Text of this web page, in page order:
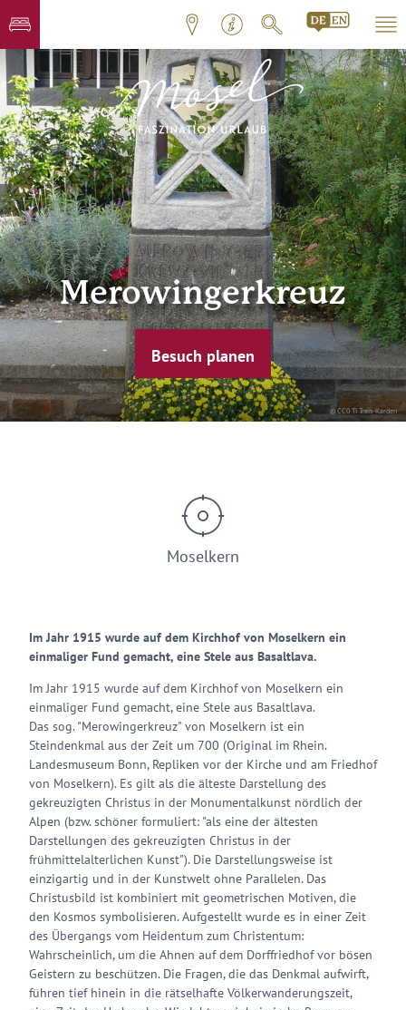
© CC0 TI Treis-Karden
Merowingerkreuz
Besuch planen
Moselkern
Im Jahr 1915 wurde auf dem Kirchhof von Moselkern ein
einmaliger Fund gemacht, eine Stele aus Basaltlava.
Im Jahr 1915 wurde auf dem Kirchhof von Moselkern ein
einmaliger Fund gemacht, eine Stele aus Basaltlava.
Das sog. "Merowingerkreuz" von Moselkern ist ein
Steindenkmal aus der Zeit um 700 (Original im Rhein.
Landesmuseum Bonn, Repliken vor der Kirche und am Friedhof
von Moselkern). Es gilt als die älteste Darstellung des
gekreuzigten Christus in der Monumentalkunst nördlich der
Alpen (bzw. schöner formuliert: "als eine der ältesten
Darstellungen des gekreuzigten Christus in der
frühmittelalterlichen Kunst"). Die Darstellungsweise ist
einzigartig und in der Kunstwelt ohne Parallelen. Das
Christusbild ist kombiniert mit geometrischen Motiven, die
den Kosmos symbolisieren. Aufgestellt wurde es in einer Zeit
des Übergangs vom Heidentum zum Christentum:
Wahrscheinlich, um die Ahnen auf dem Dorffriedhof vor bösen
Geistern zu beschützen. Die Fragen, die das Denkmal aufwirft,
führen tief hinein in die rätselhafte Völkerwanderungszeit,